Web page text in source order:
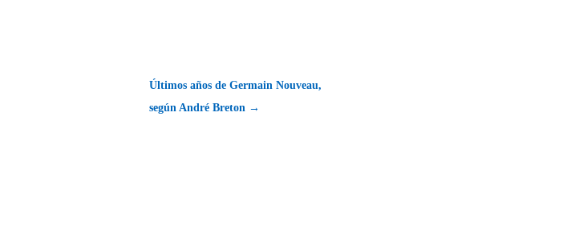
Últimos años de Germain Nouveau,
según André Breton →